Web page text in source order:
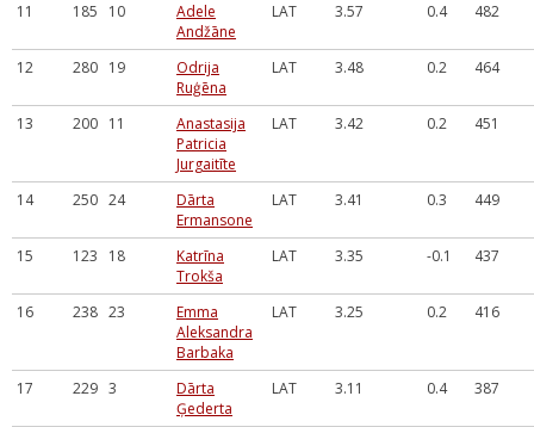
11
185 10
Adele
Andžāne
LAT 3.57 0.4 482
12 280 19
Odrija
Ruģēna
LAT 3.48 0.2 464
13 200 11
Anastasija
Patricia
Jurgaitīte
LAT 3.42 0.2 451
14 250 24
Dārta
Ermansone
LAT 3.41 0.3 449
15 123 18
Katrīna
Trokša
LAT 3.35 -0.1 437
16 238 23
Emma
Aleksandra
Barbaka
LAT 3.25 0.2 416
17 229 3
Dārta
Ģederta
LAT 3.11 0.4 387